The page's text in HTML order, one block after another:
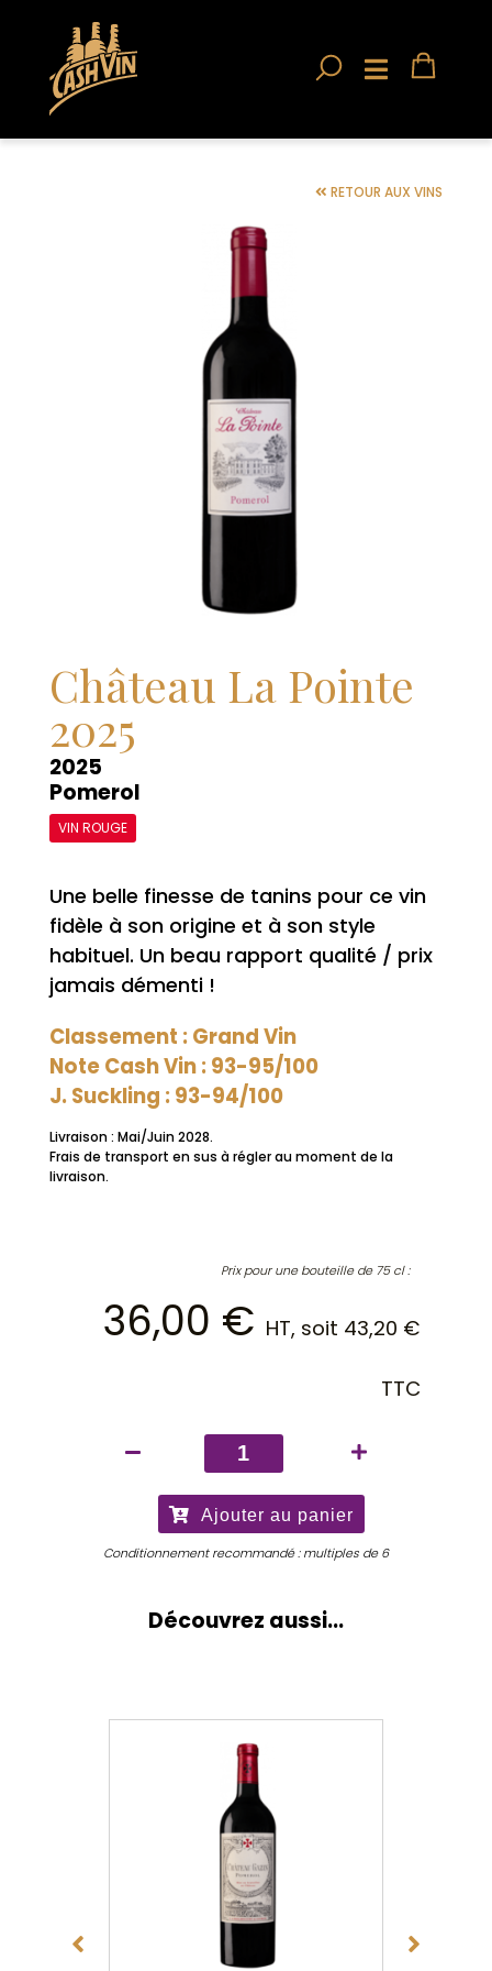
RETOUR AUX VINS
Château La Pointe
2025
2025
Pomerol
VIN ROUGE
Une belle finesse de tanins pour ce vin
fidèle à son origine et à son style
habituel. Un beau rapport qualité / prix
jamais démenti !
Classement : Grand Vin
Note Cash Vin : 93-95/100
J. Suckling : 93-94/100
Livraison : Mai/Juin 2028.
Frais de transport en sus à régler au moment de la
livraison.
Prix pour une bouteille de 75 cl :
36,00 € HT, soit 43,20 €
TTC
quantité
de
Château
La
Pointe
Ajouter au panier
Conditionnement recommandé : multiples de 6
Découvrez aussi...